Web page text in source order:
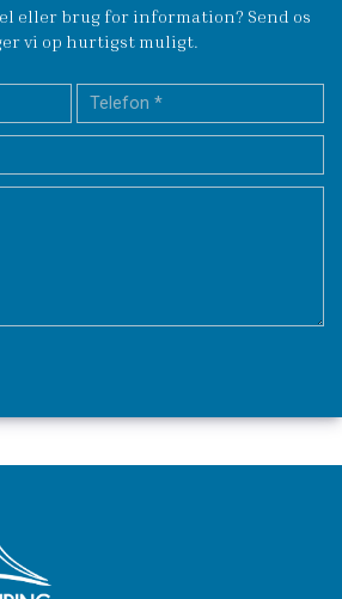
eller brug for information? Send os
vi op hurtigst muligt.